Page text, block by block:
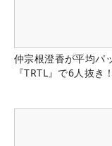
仲宗根澄香が平均パ
『TRTL』で6人抜き！